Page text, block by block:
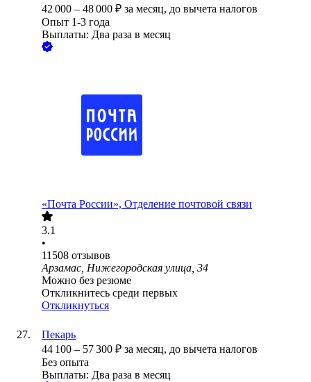
42 000 – 48 000 ₽ за месяц, до вычета налогов
Опыт 1-3 года
Выплаты: Два раза в месяц
«Почта России», Отделение почтовой связи
3.1
•
11508 отзывов
Арзамас, Нижегородская улица, 34
Можно без резюме
Откликнитесь среди первых
Откликнуться
Пекарь
44 100 – 57 300 ₽ за месяц, до вычета налогов
Без опыта
Выплаты: Два раза в месяц